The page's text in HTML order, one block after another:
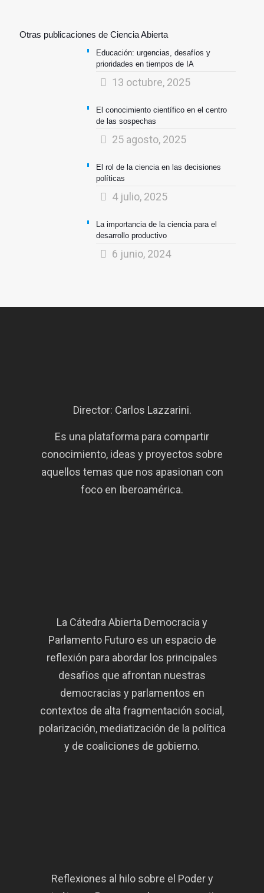
Otras publicaciones de Ciencia Abierta
Educación: urgencias, desafíos y
prioridades en tiempos de IA
13 octubre, 2025
El conocimiento científico en el centro
de las sospechas
25 agosto, 2025
El rol de la ciencia en las decisiones
políticas
4 julio, 2025
La importancia de la ciencia para el
desarrollo productivo
6 junio, 2024
Director: Carlos Lazzarini.
Es una plataforma para compartir
conocimiento, ideas y proyectos sobre
aquellos temas que nos apasionan con
foco en Iberoamérica.
La Cátedra Abierta Democracia y
Parlamento Futuro es un espacio de
reflexión para abordar los principales
desafíos que afrontan nuestras
democracias y parlamentos en
contextos de alta fragmentación social,
polarización, mediatización de la política
y de coaliciones de gobierno.
Reflexiones al hilo sobre el Poder y